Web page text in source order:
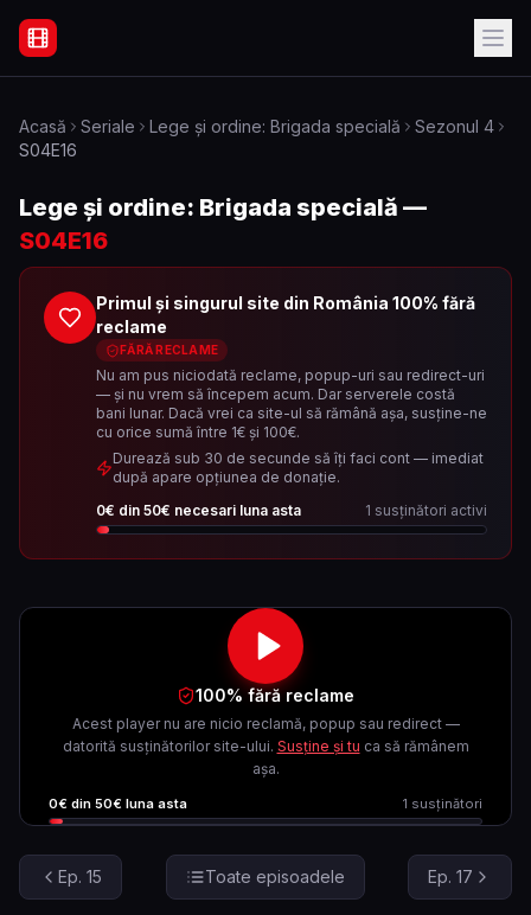
Filme Online Subtitrate - Acasă
Acasă Seriale Lege și ordine: Brigada specială Sezonul 4
S04E16
Lege și ordine: Brigada specială —
S04E16
Primul și singurul site din România 100% fără
reclame
FĂRĂ RECLAME
Nu am pus niciodată reclame, popup-uri sau redirect-uri
— și nu vrem să începem acum. Dar serverele costă
bani lunar. Dacă vrei ca site-ul să rămână așa, susține-ne
cu orice sumă între 1€ și 100€.
Durează sub 30 de secunde să îți faci cont — imediat
după apare opțiunea de donație.
0€ din 50€ necesari luna asta 1 susținători activi
100% fără reclame
Acest player nu are nicio reclamă, popup sau redirect —
datorită susținătorilor site-ului. Susține și tu ca să rămânem
așa.
0€ din 50€ luna asta 1 susținători
Ep. 15 Toate episoadele Ep. 17